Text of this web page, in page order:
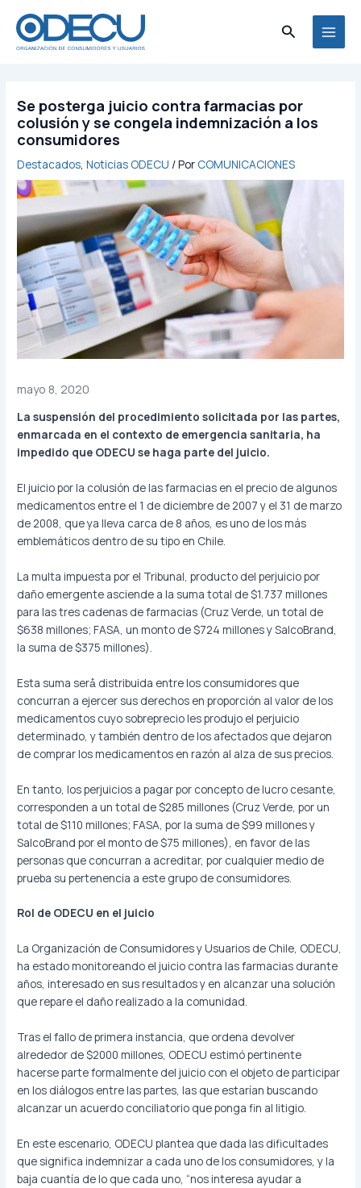
contenido
Buscar
Se posterga juicio contra farmacias por
colusión y se congela indemnización a los
consumidores
Destacados,Noticias ODECU / Por COMUNICACIONES
mayo 8, 2020
La suspensión del procedimiento solicitada por las partes,
enmarcada en el contexto de emergencia sanitaria, ha
impedido que ODECU se haga parte del juicio.
El juicio por la colusión de las farmacias en el precio de algunos
medicamentos entre el 1 de diciembre de 2007 y el 31 de marzo
de 2008, que ya lleva carca de 8 años, es uno de los más
emblemáticos dentro de su tipo en Chile.
La multa impuesta por el Tribunal, producto del perjuicio por
daño emergente asciende a la suma total de $1.737 millones
para las tres cadenas de farmacias (Cruz Verde, un total de
$638 millones; FASA, un monto de $724 millones y SalcoBrand,
la suma de $375 millones).
Esta suma será́ distribuida entre los consumidores que
concurran a ejercer sus derechos en proporción al valor de los
medicamentos cuyo sobreprecio les produjo el perjuicio
determinado, y también dentro de los afectados que dejaron
de comprar los medicamentos en razón al alza de sus precios.
En tanto, los perjuicios a pagar por concepto de lucro cesante,
corresponden a un total de $285 millones (Cruz Verde, por un
total de $110 millones; FASA, por la suma de $99 millones y
SalcoBrand por el monto de $75 millones), en favor de las
personas que concurran a acreditar, por cualquier medio de
prueba su pertenencia a este grupo de consumidores.
Rol de ODECU en el juicio
La Organización de Consumidores y Usuarios de Chile, ODECU,
ha estado monitoreando el juicio contra las farmacias durante
años, interesado en sus resultados y en alcanzar una solución
que repare el daño realizado a la comunidad.
Tras el fallo de primera instancia, que ordena devolver
alrededor de $2000 millones, ODECU estimó pertinente
hacerse parte formalmente del juicio con el objeto de participar
en los diálogos entre las partes, las que estarían buscando
alcanzar un acuerdo conciliatorio que ponga fin al litigio.
En este escenario, ODECU plantea que dada las dificultades
que significa indemnizar a cada uno de los consumidores, y la
baja cuantía de lo que cada uno, “nos interesa ayudar a